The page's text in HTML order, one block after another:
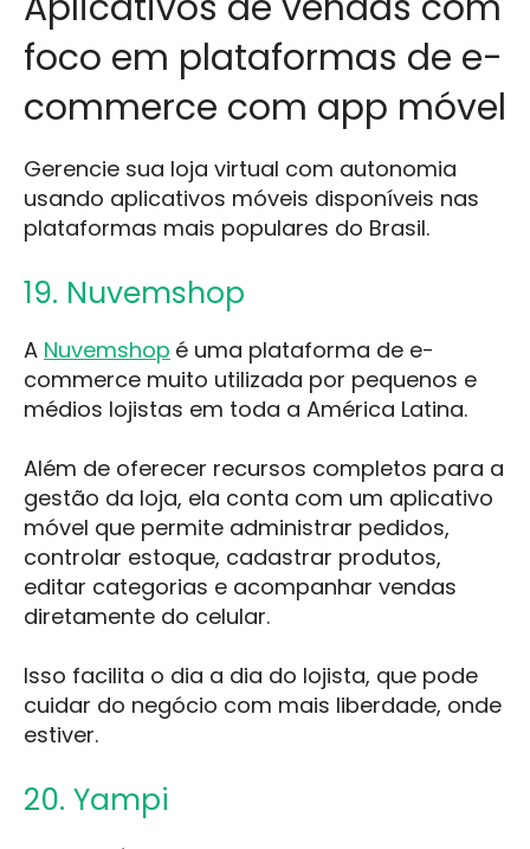
foco em plataformas de e-
commerce com app móvel
Gerencie sua loja virtual com autonomia
usando aplicativos móveis disponíveis nas
plataformas mais populares do Brasil.
19. Nuvemshop
A Nuvemshop é uma plataforma de e-
commerce muito utilizada por pequenos e
médios lojistas em toda a América Latina.
Além de oferecer recursos completos para a
gestão da loja, ela conta com um aplicativo
móvel que permite administrar pedidos,
controlar estoque, cadastrar produtos,
editar categorias e acompanhar vendas
diretamente do celular.
Isso facilita o dia a dia do lojista, que pode
cuidar do negócio com mais liberdade, onde
estiver.
20. Yampi